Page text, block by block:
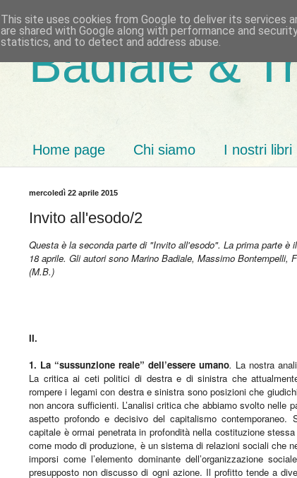
Badiale &
Home page Chi siamo I nostri libri
mercoledì 22 aprile 2015
Invito all'esodo/2
Questa è la seconda parte di "Invito all'esodo". La prima parte è
18 aprile. Gli autori sono Marino Badiale, Massimo Bontempelli,
(M.B.)
II.
1. La “sussunzione reale” dell’essere umano. La nostra
La critica ai ceti politici di destra e di sinistra che
rompere i legami con destra e sinistra sono posizioni che
non ancora sufficienti. L’analisi critica che abbiamo svolto nelle
aspetto profondo e decisivo del capitalismo
capitale è ormai penetrata in profondità nella costituzione
come modo di produzione, è un sistema di relazioni sociali che
imporsi come l’elemento dominante dell’organizzazione
presupposto non discusso di ogni azione. Il profitto tende a
This site uses cookies from Google to deliver its services
are shared with Google along with performance and
statistics, and to detect and address abuse.